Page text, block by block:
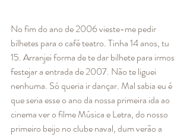
No fim do ano de 2006 vieste-me pedir
bilhetes para o café teatro. Tinha 14 anos, tu
15. Arranjei forma de te dar bilhete para irmos
festejar a entrada de 2007. Não te liguei
nenhuma. Só queria ir dançar. Mal sabia eu é
que seria esse o ano da nossa primeira ida ao
cinema ver o filme Música e Letra, do nosso
primeiro beijo no clube naval, dum verão a